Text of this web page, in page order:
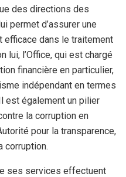
des directions des
permet d’assurer une
dans le traitement
lui, l’Office, qui est chargé
financière en particulier,
indépendant en termes
est également un pilier
la corruption en
pour la transparence,
corruption.
ses services effectuent